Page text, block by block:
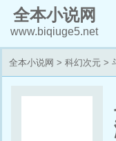
全本小说网
www.biqiuge5.net
全本小说网 > 科幻次元 >